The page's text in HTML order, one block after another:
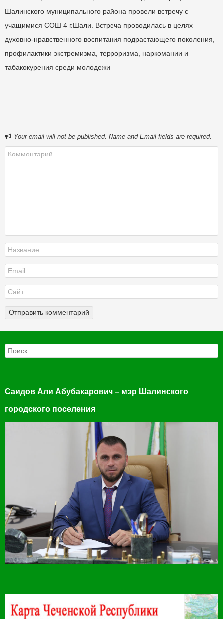
Шалинского муниципального района провели встречу с
учащимися СОШ 4 г.Шали. Встреча проводилась в целях
духовно-нравственного воспитания подрастающего поколения,
профилактики экстремизма, терроризма, наркомании и
табакокурения среди молодежи.
Your email will not be published. Name and Email fields are required.
Поиск
Саидов Али Абубакарович – мэр Шалинского
городского поселения